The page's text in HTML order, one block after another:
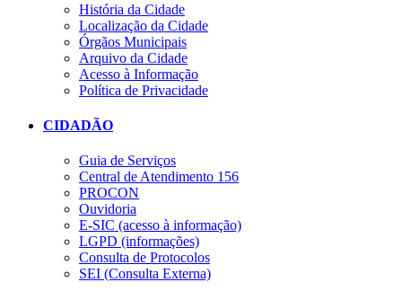
História da Cidade
Localização da Cidade
Órgãos Municipais
Arquivo da Cidade
Acesso à Informação
Política de Privacidade
CIDADÃO
Guia de Serviços
Central de Atendimento 156
PROCON
Ouvidoria
E-SIC (acesso à informação)
LGPD (informações)
Consulta de Protocolos
SEI (Consulta Externa)